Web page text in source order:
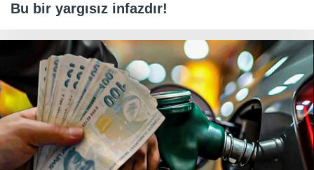
Bu bir yargısız infazdır!